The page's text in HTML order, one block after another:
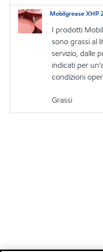
Mobilgrease XHP
I prodotti
sono grassi al
servizio, dalle
indicati per
condizioni
Grassi